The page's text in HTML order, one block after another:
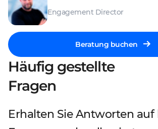
Engagement Director
Beratung buchen
Häufig gestellte
Fragen
Erhalten Sie Antworten